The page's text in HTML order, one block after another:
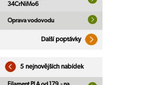
34CrNiMo6
Oprava vodovodu
Další poptávky
5 nejnovějších nabídek